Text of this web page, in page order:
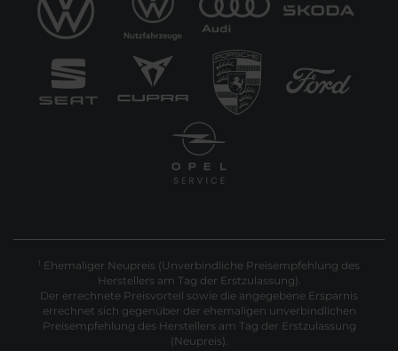
1 Ehemaliger Neupreis (Unverbindliche Preisempfehlung des
Herstellers am Tag der Erstzulassung).
Der errechnete Preisvorteil sowie die angegebene Ersparnis
errechnet sich gegenüber der ehemaligen unverbindlichen
Preisempfehlung des Herstellers am Tag der Erstzulassung
(Neupreis).